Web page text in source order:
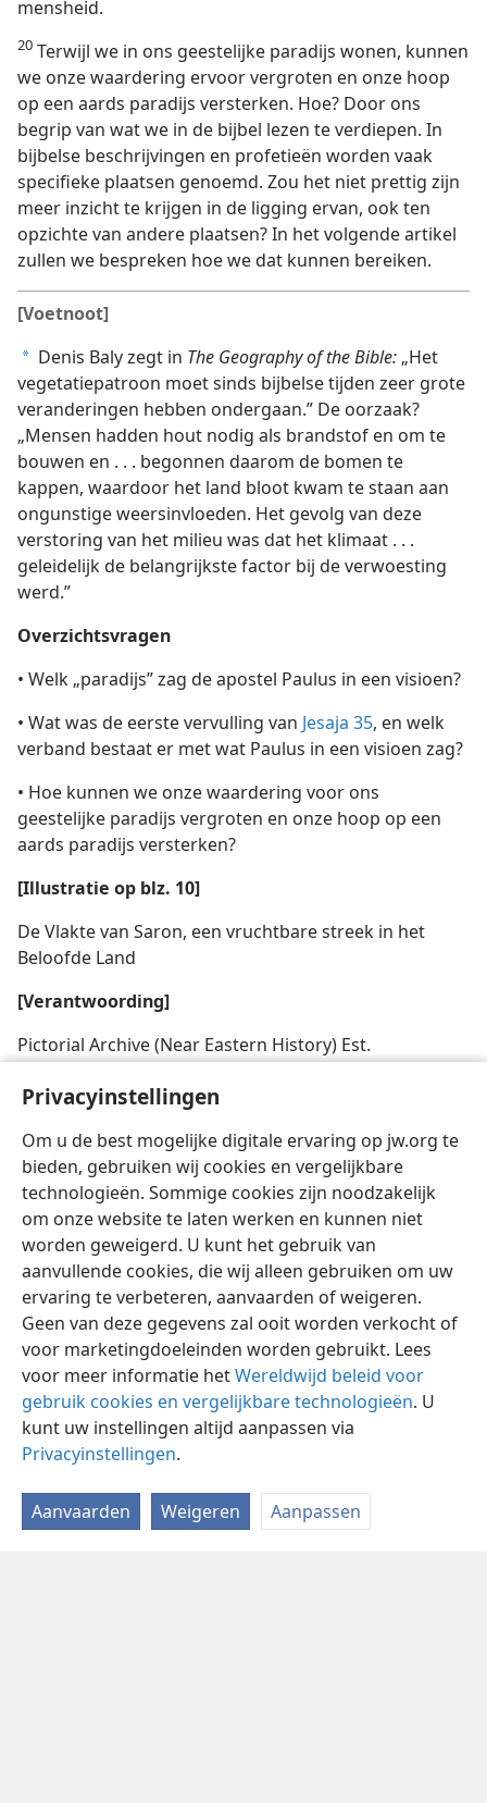
Privacyinstellingen
Om u de best mogelijke digitale ervaring op jw.org te
bieden, gebruiken wij cookies en vergelijkbare
technologieën. Sommige cookies zijn noodzakelijk
om onze website te laten werken en kunnen niet
worden geweigerd. U kunt het gebruik van
aanvullende cookies, die wij alleen gebruiken om uw
ervaring te verbeteren, aanvaarden of weigeren.
Geen van deze gegevens zal ooit worden verkocht of
voor marketingdoeleinden worden gebruikt. Lees
voor meer informatie hetWereldwijd beleid voor
gebruik cookies en vergelijkbare technologieën. U
kunt uw instellingen altijd aanpassen via
Privacyinstellingen.
Aanvaarden Weigeren Aanpassen
mensheid.
20 Terwijl we in ons geestelijke paradijs wonen, kunnen
we onze waardering ervoor vergroten en onze hoop
op een aards paradijs versterken. Hoe? Door ons
begrip van wat we in de bijbel lezen te verdiepen. In
bijbelse beschrijvingen en profetieën worden vaak
specifieke plaatsen genoemd. Zou het niet prettig zijn
meer inzicht te krijgen in de ligging ervan, ook ten
opzichte van andere plaatsen? In het volgende artikel
zullen we bespreken hoe we dat kunnen bereiken.
[Voetnoot]
a Denis Baly zegt in The Geography of the Bible: „Het
vegetatiepatroon moet sinds bijbelse tijden zeer grote
veranderingen hebben ondergaan.” De oorzaak?
„Mensen hadden hout nodig als brandstof en om te
bouwen en . . . begonnen daarom de bomen te
kappen, waardoor het land bloot kwam te staan aan
ongunstige weersinvloeden. Het gevolg van deze
verstoring van het milieu was dat het klimaat . . .
geleidelijk de belangrijkste factor bij de verwoesting
werd.”
Overzichtsvragen
• Welk „paradijs” zag de apostel Paulus in een visioen?
• Wat was de eerste vervulling van Jesaja 35, en welk
verband bestaat er met wat Paulus in een visioen zag?
• Hoe kunnen we onze waardering voor ons
geestelijke paradijs vergroten en onze hoop op een
aards paradijs versterken?
[Illustratie op blz. 10]
De Vlakte van Saron, een vruchtbare streek in het
Beloofde Land
[Verantwoording]
Pictorial Archive (Near Eastern History) Est.
[Illustratie op blz. 12]
Mozes besefte dat het een ’goed land’ was